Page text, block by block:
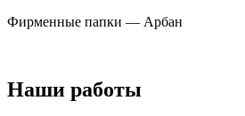
Фирменные папки — Арбан
Наши работы